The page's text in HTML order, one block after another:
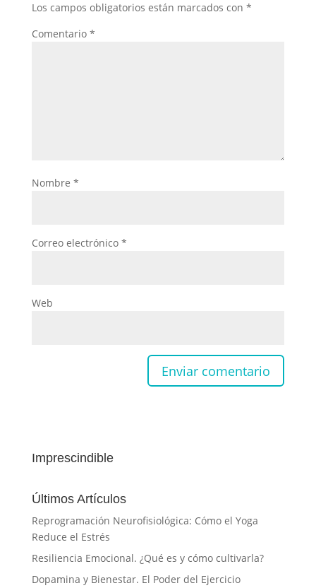
Los campos obligatorios están marcados con *
Comentario *
Nombre *
Correo electrónico *
Web
Imprescindible
Últimos Artículos
Reprogramación Neurofisiológica: Cómo el Yoga
Reduce el Estrés
Resiliencia Emocional. ¿Qué es y cómo cultivarla?
Dopamina y Bienestar. El Poder del Ejercicio